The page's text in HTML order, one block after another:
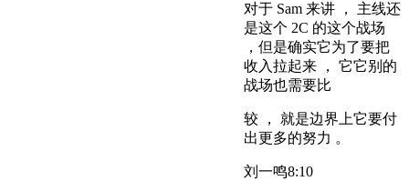
对于 Sam 来讲 ， 主线还
是这个 2C 的这个战场
，但是确实它为了要把
收入拉起来 ， 它它别的
战场也需要比
较 ， 就是边界上它要付
出更多的努力 。
刘一鸣8:10